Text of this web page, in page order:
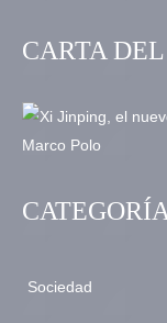
CARTA
Sociedad